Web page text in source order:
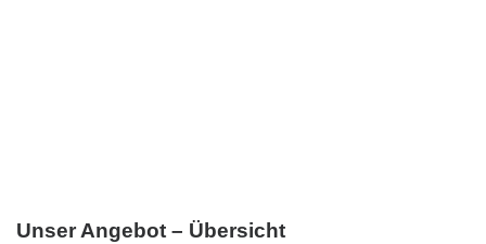
Unser Angebot – Übersicht